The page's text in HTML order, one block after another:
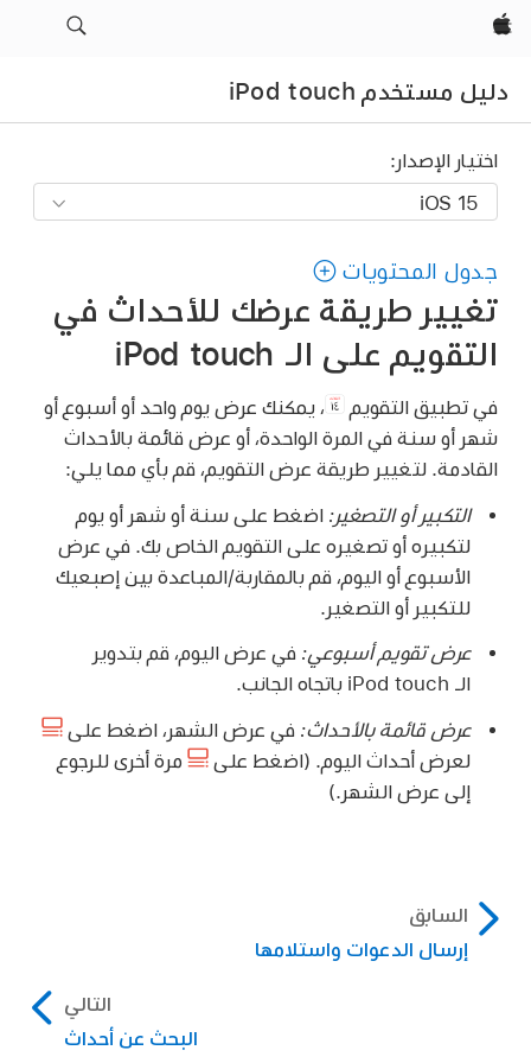
Apple‏
دليل مستخدم iPod touch
اختيار الإصدار:
جدول المحتويات
تغيير طريقة عرضك للأحداث في
التقويم على الـ iPod touch
في تطبيق التقويم ، يمكنك عرض يوم واحد أو أسبوع أو
شهر أو سنة في المرة الواحدة، أو عرض قائمة بالأحداث
القادمة. لتغيير طريقة عرض التقويم، قم بأي مما يلي:
التكبير أو التصغير: اضغط على سنة أو شهر أو يوم
لتكبيره أو تصغيره على التقويم الخاص بك. في عرض
الأسبوع أو اليوم، قم بالمقاربة/المباعدة بين إصبعيك
للتكبير أو التصغير.
عرض تقويم أسبوعي: في عرض اليوم، قم بتدوير
الـ iPod touch باتجاه الجانب.
عرض قائمة بالأحداث: في عرض الشهر، اضغط على
لعرض أحداث اليوم. (اضغط على
مرة أخرى للرجوع
إلى عرض الشهر.)
السابق
إرسال الدعوات واستلامها
التالي
البحث عن أحداث